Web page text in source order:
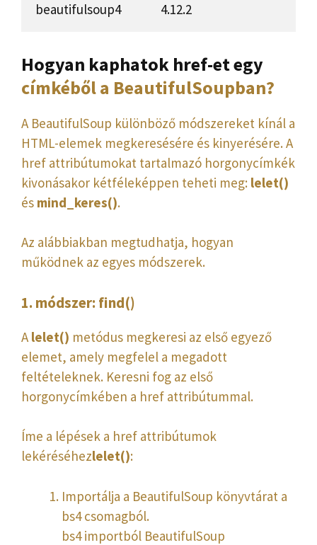
beautifulsoup4              4.12.2
Hogyan kaphatok href-et egy
címkéből a BeautifulSoupban?
A BeautifulSoup különböző módszereket kínál a
HTML-elemek megkeresésére és kinyerésére. A
href attribútumokat tartalmazó horgonycímkék
kivonásakor kétféleképpen teheti meg: lelet()
és mind_keres().
Az alábbiakban megtudhatja, hogyan
működnek az egyes módszerek.
1. módszer: find()
Alelet() metódus megkeresi az első egyező
elemet, amely megfelel a megadott
feltételeknek. Keresni fog az első
horgonycímkében a href attribútummal.
Íme a lépések a href attribútumok
lekéréséhezlelet():
Importálja a BeautifulSoup könyvtárat a
bs4 csomagból.
bs4 importból BeautifulSoup